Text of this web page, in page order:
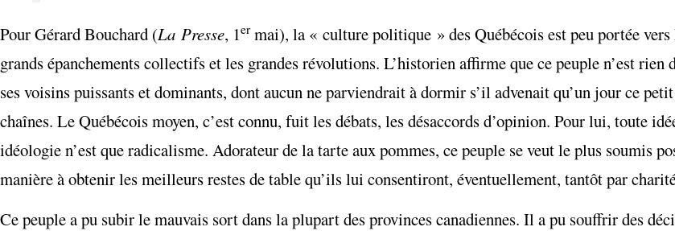
Pour Gérard Bouchard (La Presse, 1ermai), la « culture politique » des Québécois est peu portée
grands épanchements collectifs et les grandes révolutions. L’historien affirme que ce peuple n’est rien
ses voisins puissants et dominants, dont aucun ne parviendrait à dormir s’il advenait qu’un jour ce
chaînes. Le Québécois moyen, c’est connu, fuit les débats, les désaccords d’opinion. Pour lui, toute
idéologie n’est que radicalisme. Adorateur de la tarte aux pommes, ce peuple se veut le plus soumis
manière à obtenir les meilleurs restes de table qu’ils lui consentiront, éventuellement, tantôt par
Ce peuple a pu subir le mauvais sort dans la plupart des provinces canadiennes. Il a pu souffrir des